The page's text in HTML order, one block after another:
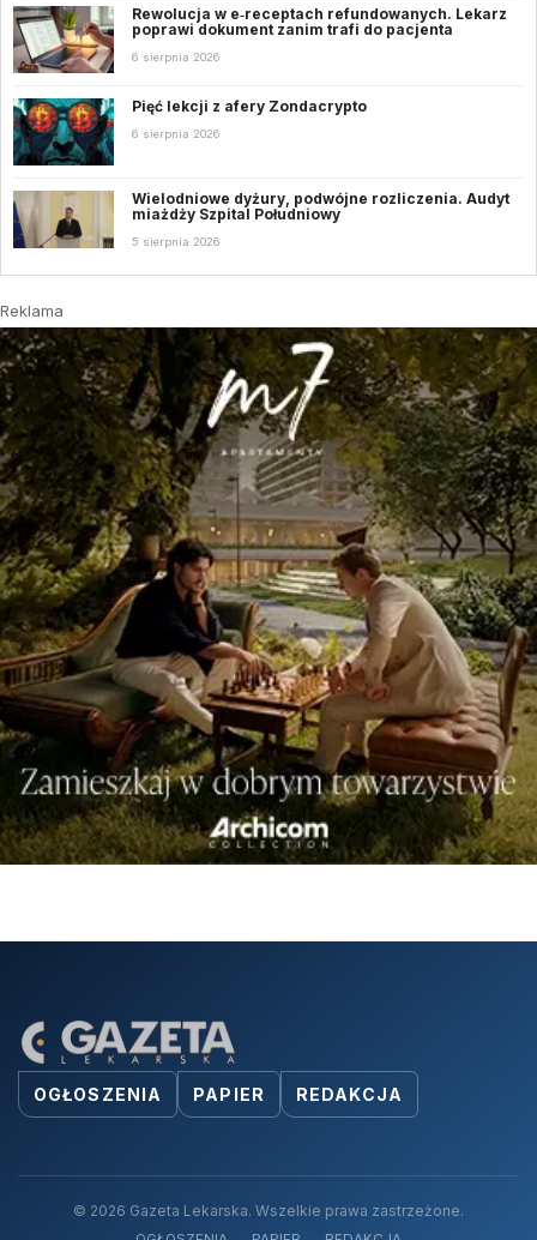
Rewolucja w e‑receptach refundowanych. Lekarz
poprawi dokument zanim trafi do pacjenta
6 sierpnia 2026
Pięć lekcji z afery Zondacrypto
6 sierpnia 2026
Wielodniowe dyżury, podwójne rozliczenia. Audyt
miażdży Szpital Południowy
5 sierpnia 2026
Reklama
OGŁOSZENIA PAPIER REDAKCJA
© 2026 Gazeta Lekarska. Wszelkie prawa zastrzeżone.